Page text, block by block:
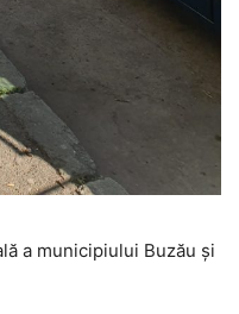
a municipiului Buzău și